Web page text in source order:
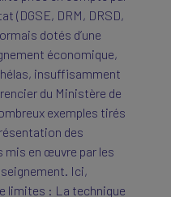
(DGSE, DRM, DRSD,
dotés d’une
économique,
insuffisamment
du Ministère de
exemples tirés
des
en œuvre par les
Ici,
limites : La technique